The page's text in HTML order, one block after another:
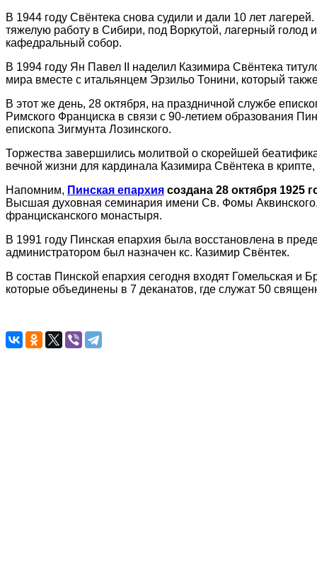
В 1944 году Свёнтека снова судили и дали 10 лет
тяжелую работу в Сибири, под Воркутой, лагерный голод
кафедральный собор.
В 1994 году Ян Павел ІІ наделил Казимира Свёнтека
мира вместе с итальянцем Эрзильо Тонини, который
В этот же день, 28 октября, на праздничной службе
Римского Франциска в связи с 90-летием образования
епископа Зигмунта Лозинского.
Торжества завершились молитвой о скорейшей
вечной жизни для кардинала Казимира Свёнтека в
Напомним, Пинская епархия создана 28 октября 1925
Высшая духовная семинария имени Св. Фомы
францисканского монастыря.
В 1991 году Пинская епархия была восстановлена в
администратором был назначен кс. Казимир Свёнтек.
В состав Пинской епархия сегодня входят Гомельская и
которые объединены в 7 деканатов, где служат 50